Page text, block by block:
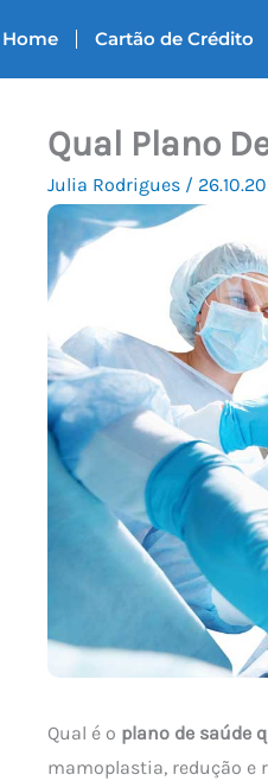
Home Cartão de Crédito
Qual Plano
Julia Rodrigues /
Qual é o plano de saúde
mamoplastia, redução e